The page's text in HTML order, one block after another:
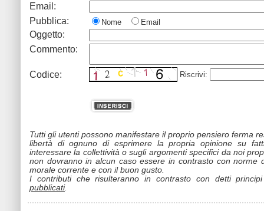
Email:
Pubblica:
Nome Email
Oggetto:
Commento:
Codice: Riscrivi:
Tutti gli utenti possono manifestare il proprio pensiero ferma
libertà di ognuno di esprimere la propria opinione su
interessare la collettività o sugli argomenti specifici da noi
non dovranno in alcun caso essere in contrasto con norme
morale corrente e con il buon gusto.
I contributi che risulteranno in contrasto con detti
pubblicati.